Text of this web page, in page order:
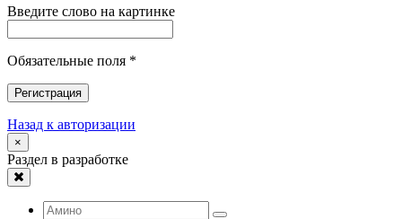
Введите слово на картинке
Обязательные поля *
Регистрация
Назад к авторизации
×
Раздел в разработке